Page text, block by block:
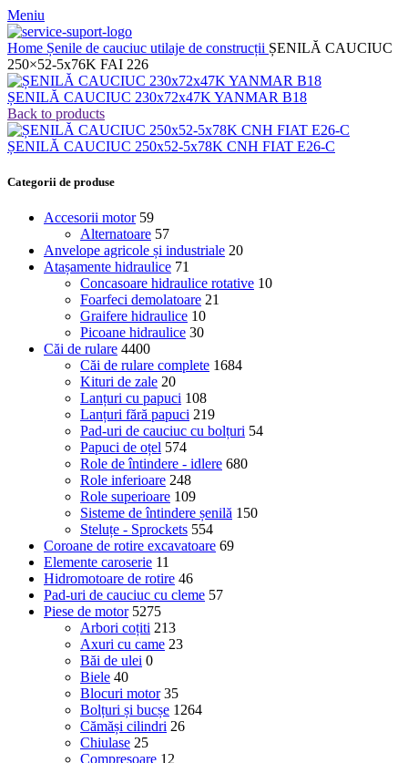
Meniu
Home Șenile de cauciuc utilaje de construcții ȘENILĂ CAUCIUC
250×52-5x76K FAI 226
ȘENILĂ CAUCIUC 230x72x47K YANMAR B18
Back to products
ȘENILĂ CAUCIUC 250x52-5x78K CNH FIAT E26-C
Categorii de produse
Accesorii motor 59
Alternatoare 57
Anvelope agricole și industriale 20
Atașamente hidraulice 71
Concasoare hidraulice rotative 10
Foarfeci demolatoare 21
Graifere hidraulice 10
Picoane hidraulice 30
Căi de rulare 4400
Căi de rulare complete 1684
Kituri de zale 20
Lanțuri cu papuci 108
Lanțuri fără papuci 219
Pad-uri de cauciuc cu bolțuri 54
Papuci de oțel 574
Role de întindere - idlere 680
Role inferioare 248
Role superioare 109
Sisteme de întindere șenilă 150
Steluțe - Sprockets 554
Coroane de rotire excavatoare 69
Elemente caroserie 11
Hidromotoare de rotire 46
Pad-uri de cauciuc cu cleme 57
Piese de motor 5275
Arbori coțiti 213
Axuri cu came 23
Băi de ulei 0
Biele 40
Blocuri motor 35
Bolțuri și bucșe 1264
Cămăși cilindri 26
Chiulase 25
Compresoare 12